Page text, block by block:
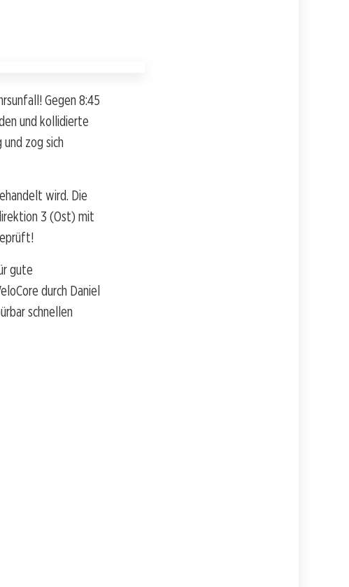
Gegen 8:45
und kollidierte
zog sich
wird. Die
3 (Ost) mit
gute
durch Daniel
schnellen